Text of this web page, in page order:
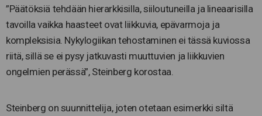
”Päätöksiä tehdään hierarkkisilla, siiloutuneilla ja lineaarisilla
tavoilla vaikka haasteet ovat liikkuvia, epävarmoja ja
kompleksisia. Nykylogiikan tehostaminen ei tässä kuviossa
riitä, sillä se ei pysy jatkuvasti muuttuvien ja liikkuvien
ongelmien perässä”, Steinberg korostaa.
Steinberg on suunnittelija, joten otetaan esimerkki siltä